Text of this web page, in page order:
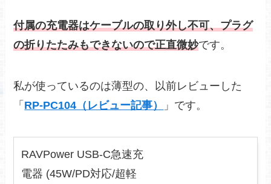
付属の充電器はケーブルの取り外し不可、プラグ
の折りたたみもできないので正直微妙です。
私が使っているのは薄型の、以前レビューした
「 RP-PC104（レビュー記事） 」です。
RAVPower USB-C急速充
電器 (45W/PD対応/超軽